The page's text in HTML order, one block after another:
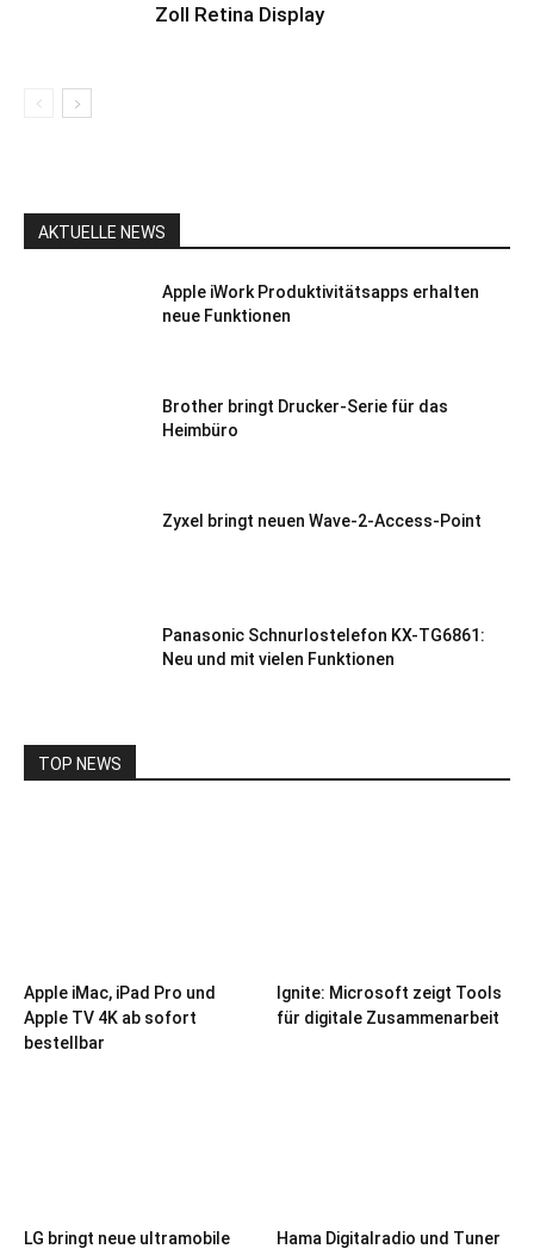
Zoll Retina Display
AKTUELLE NEWS
Apple iWork Produktivitätsapps erhalten
neue Funktionen
Brother bringt Drucker-Serie für das
Heimbüro
Zyxel bringt neuen Wave-2-Access-Point
Panasonic Schnurlostelefon KX-TG6861:
Neu und mit vielen Funktionen
TOP NEWS
Apple iMac, iPad Pro und
Apple TV 4K ab sofort
bestellbar
Ignite: Microsoft zeigt Tools
für digitale Zusammenarbeit
LG bringt neue ultramobile
Hama Digitalradio und Tuner